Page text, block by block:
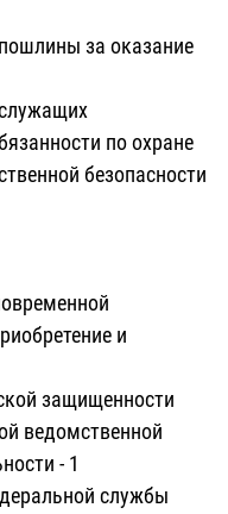
за оказание
по охране
безопасности
и
защищенности
ведомственной
- 1
службы